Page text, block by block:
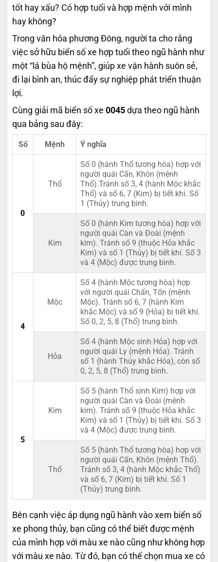
tốt hay xấu? Có hợp tuổi và hợp mệnh với mình
hay không?
Trong văn hóa phương Đông, người ta cho rằng
việc sở hữu biển số xe hợp tuổi theo ngũ hành như
một “lá bùa hộ mệnh”, giúp xe vận hành suôn sẻ,
đi lại bình an, thúc đẩy sự nghiệp phát triển thuận
lợi.
Cùng giải mã biển số xe 0045 dựa theo ngũ hành
qua bảng sau đây:
Số Mệnh Ý nghĩa
0
Thổ
Số 0 (hành Thổ tương hòa) hợp với
người quái Cấn, Khôn (mệnh
Thổ).Tránh số 3, 4 (hành Mộc khắc
Thổ) và số 6, 7 (Kim) bị tiết khí. Số
1 (Thủy) trung bình.
Kim
Số 0 (hành Kim tương hòa) hợp với
người quái Càn và Đoài (mệnh
kim). Tránh số 9 (thuộc Hỏa khắc
Kim) và số 1 (Thủy) bị tiết khí. Số 3
và 4 (Mộc) được trung bình.
4
Mộc
Số 4 (hành Mộc tương hòa) hợp
với người quái Chấn, Tốn (mệnh
Mộc). Tránh số 6, 7 (hành Kim
khắc Mộc) và số 9 (Hỏa) bị tiết khí.
Số 0, 2, 5, 8 (Thổ) trung bình.
Hỏa
Số 4 (hành Mộc sinh Hỏa) hợp với
người quái Ly (mệnh Hỏa). Tránh
số 1 (hành Thủy khắc Hỏa), còn số
0, 2, 5, 8 (Thổ) trung bình.
5
Kim
Số 5 (hành Thổ sinh Kim) hợp với
người quái Càn và Đoài (mệnh
kim). Tránh số 9 (thuộc Hỏa khắc
Kim) và số 1 (Thủy) bị tiết khí. Số 3
và 4 (Mộc) được trung bình.
Thổ
Số 5 (hành Thổ tương hòa) hợp với
người quái Cấn, Khôn (mệnh Thổ).
Tránh số 3, 4 (hành Mộc khắc Thổ)
và số 6, 7 (Kim) bị tiết khí. Số 1
(Thủy) trung bình.
Bên cạnh việc áp dụng ngũ hành vào xem biển số
xe phong thủy, bạn cũng có thể biết được mệnh
của mình hợp với màu xe nào cũng như không hợp
với màu xe nào. Từ đó, bạn có thể chọn mua xe có